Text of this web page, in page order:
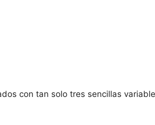
con tan solo tres sencillas